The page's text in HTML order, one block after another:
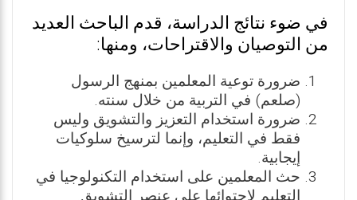
في ضوء نتائج الدراسة، قدم الباحث العديد
من التوصيان والاقتراحات، ومنها:
ضرورة توعية المعلمين بمنهج الرسول
(صلعم) في التربية من خلال سنته.
ضرورة استخدام التعزيز والتشويق وليس
فقط في التعليم، وإنما لترسيخ سلوكيات
إيجابية.
حث المعلمين على استخدام التكنولوجيا في